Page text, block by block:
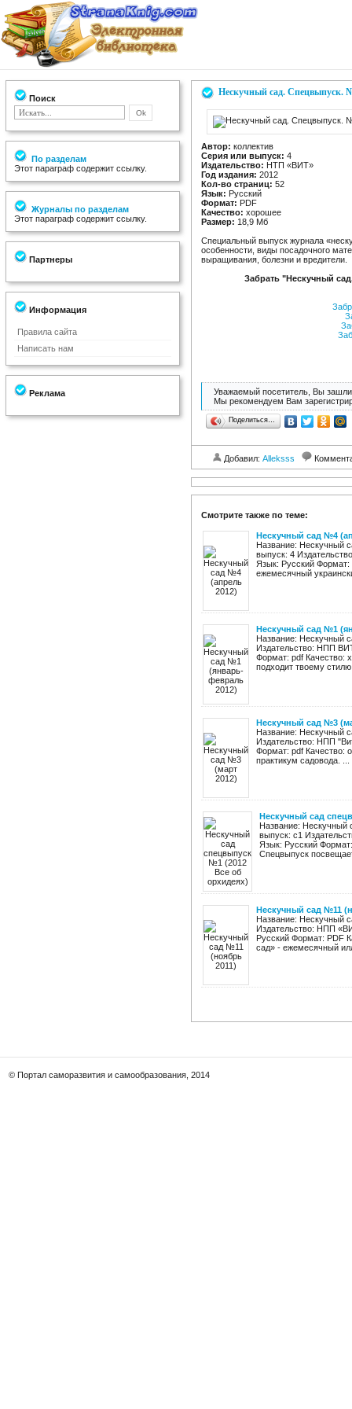
Поиск
По разделам
Этот параграф содержит ссылку.
Журналы по разделам
Этот параграф содержит ссылку.
Партнеры
Информация
Правила сайта
Написать нам
Реклама
Нескучный сад. Спецвыпуск.
Автор: коллектив
Серия или выпуск: 4
Издательство: НТП «ВИТ»
Год издания: 2012
Кол-во страниц: 52
Язык: Русский
Формат: PDF
Качество: хорошее
Размер: 18,9 Мб
Специальный выпуск журнала
особенности, виды посадочного
выращивания, болезни и вредители.
Забрать "Нескучный
Уважаемый посетитель, Вы зашли
Мы рекомендуем Вам
Поделиться…
Добавил: Alleksss
Смотрите также по теме:
Нескучный сад №4
Название: Нескучный
выпуск: 4
Язык: Русский
ежемесячный
Нескучный сад №1
Название: Нескучный
Издательство: НПП
Формат: pdf Качество:
подходит твоему
Нескучный сад №3
Название: Нескучный
Издательство: НПП
Формат: pdf Качество:
практикум садовода. ...
Нескучный сад
Название: Нескучный
выпуск: с1
Язык: Русский
Спецвыпуск
Нескучный сад №11
Название: Нескучный
Издательство: НПП
Русский Формат: PDF
сад» - ежемесячный
© Портал саморазвития и самообразования, 2014